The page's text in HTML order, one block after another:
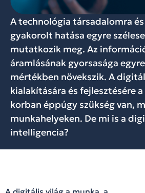
A technológia társadalomra
gyakorolt hatása egyre
mutatkozik meg. Az
áramlásának gyorsasága
mértékben növekszik. A
kialakítására és fejlesztésére
korban éppúgy szükség van,
munkahelyeken. De mi is a
intelligencia?